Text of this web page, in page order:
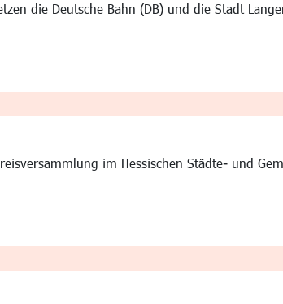
die Deutsche Bahn (DB) und die Stadt
im Hessischen Städte- und